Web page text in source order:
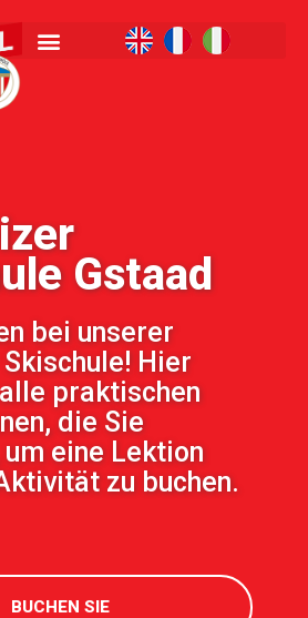
Gstaad
bei unserer
Hier
praktischen
die Sie
eine Lektion
zu buchen.
BUCHEN SIE